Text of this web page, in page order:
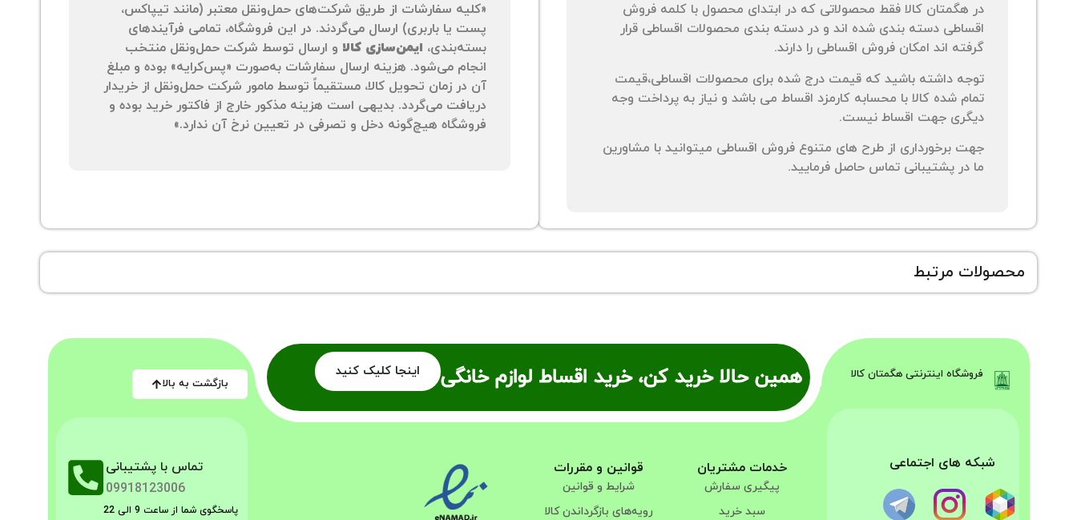
در هگمتان کالا فقط محصولاتی که در ابتدای محصول با کلمه فروش
اقساطی دسته بندی شده اند و در دسته بندی محصولات اقساطی قرار
گرفته اند امکان فروش اقساطی را دارند.
توجه داشته باشید که قیمت درج شده برای محصولات اقساطی،قیمت
تمام شده کالا با محسابه کارمزد اقساط می باشد و نیاز به پرداخت وجه
دیگری جهت اقساط نیست.
جهت برخورداری از طرح های متنوع فروش اقساطی میتوانید با مشاورین
ما در پشتیبانی تماس حاصل فرمایید.
«کلیه سفارشات از طریق شرکت‌های حمل‌ونقل معتبر (مانند تیپاکس،
پست یا باربری) ارسال می‌گردند. در این فروشگاه، تمامی فرآیندهای
بسته‌بندی، ایمن‌سازی کالا و ارسال توسط شرکت حمل‌ونقل منتخب
انجام می‌شود. هزینه ارسال سفارشات به‌صورت «پس‌کرایه» بوده و مبلغ
آن در زمان تحویل کالا، مستقیماً توسط مامور شرکت حمل‌ونقل از خریدار
دریافت می‌گردد. بدیهی است هزینه مذکور خارج از فاکتور خرید بوده و
فروشگاه هیچ‌گونه دخل و تصرفی در تعیین نرخ آن ندارد.»
محصولات مرتبط
همین حالا خرید کن، خرید اقساط لوازم خانگی اینجا کلیک کنید فروشگاه اینترنتی هگمتان کالا
شبکه های اجتماعی خدمات مشتریان
پیگیری سفارش
سبد خرید
قوانین و مقررات
شرایط و قوانین
رویه‌های بازگرداندن کالا
بازگشت به بالا
تماس با پشتیبانی
09918123006
پاسخگوی شما از ساعت 9 الی 22